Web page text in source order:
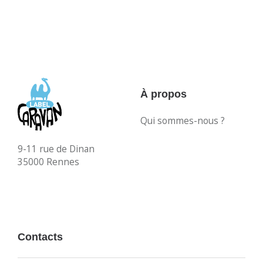
9-11 rue de Dinan
35000 Rennes
À propos
Qui sommes-nous ?
Contacts